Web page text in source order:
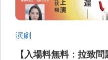
演劇
【入場料無料：拉致